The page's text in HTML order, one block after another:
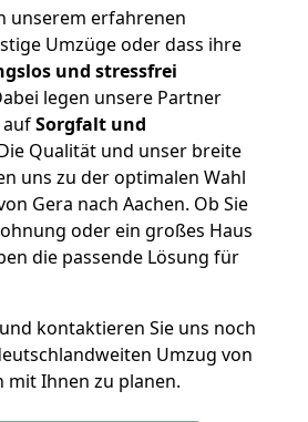
unserem erfahrenen
Umzüge oder dass ihre
und stressfrei
legen unsere Partner
aufSorgfalt und
Qualität und unser breite
uns zu der optimalen Wahl
Gera nach Aachen. Ob Sie
oder ein großes Haus
die passende Lösung für
und kontaktieren Sie uns noch
Umzug von
mit Ihnen zu planen.